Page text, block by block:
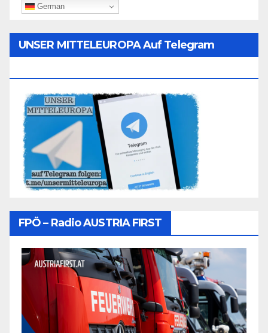
German
UNSER MITTELEUROPA Auf Telegram
FPÖ – Radio AUSTRIA FIRST